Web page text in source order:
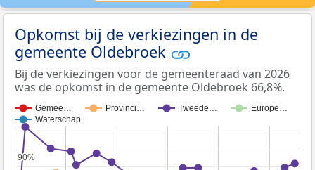
Opkomst bij de verkiezingen in de
gemeente Oldebroek
Bij de verkiezingen voor de gemeenteraad van 2026
was de opkomst in de gemeente Oldebroek 66,8%.
Gemee… Provinci… Tweede…
Europe…
Waterschap
90%
90%